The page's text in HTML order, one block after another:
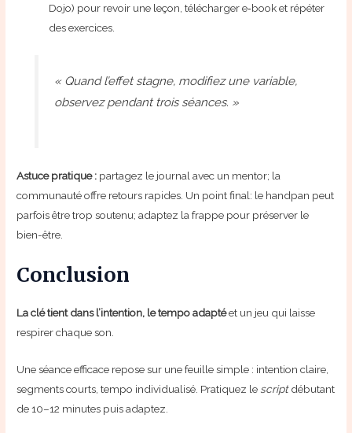
Dojo) pour revoir une leçon, télécharger e‑book et répéter
des exercices.
« Quand l’effet stagne, modifiez une variable,
observez pendant trois séances. »
Astuce pratique : partagez le journal avec un mentor; la
communauté offre retours rapides. Un point final: le handpan peut
parfois être trop soutenu; adaptez la frappe pour préserver le
bien-être.
Conclusion
La clé tient dans l’intention, le tempo adaptéet un jeu qui laisse
respirer chaque son.
Une séance efficace repose sur une feuille simple : intention claire,
segments courts, tempo individualisé. Pratiquez le scriptdébutant
de 10–12 minutes puis adaptez.